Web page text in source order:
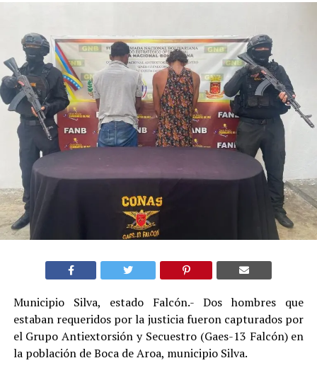
Municipio Silva, estado Falcón.- Dos hombres que
estaban requeridos por la justicia fueron capturados por
el Grupo Antiextorsión y Secuestro (Gaes-13 Falcón) en
la población de Boca de Aroa, municipio Silva.